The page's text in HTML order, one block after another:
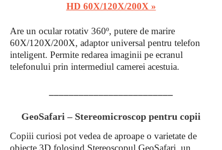
HD 60X/120X/200X »
Are un ocular rotativ 360º, putere de marire
60X/120X/200X, adaptor universal pentru telefon
inteligent. Permite redarea imaginii pe ecranul
telefonului prin intermediul camerei acestuia.
GeoSafari – Stereomicroscop pentru copii
Copiii curiosi pot vedea de aproape o varietate de
obiecte 3D folosind Stereoscopul GeoSafari, un